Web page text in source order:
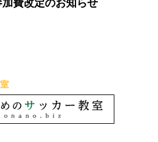
加費改定のお知らせ